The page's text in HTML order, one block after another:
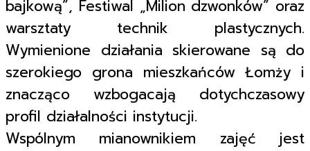
bajkową”, Festiwal „Milion dzwonków” oraz
warsztaty technik plastycznych.
Wymienione działania skierowane są do
szerokiego grona mieszkańców Łomży i
znacząco wzbogacają dotychczasowy
profil działalności instytucji.
Wspólnym mianownikiem zajęć jest